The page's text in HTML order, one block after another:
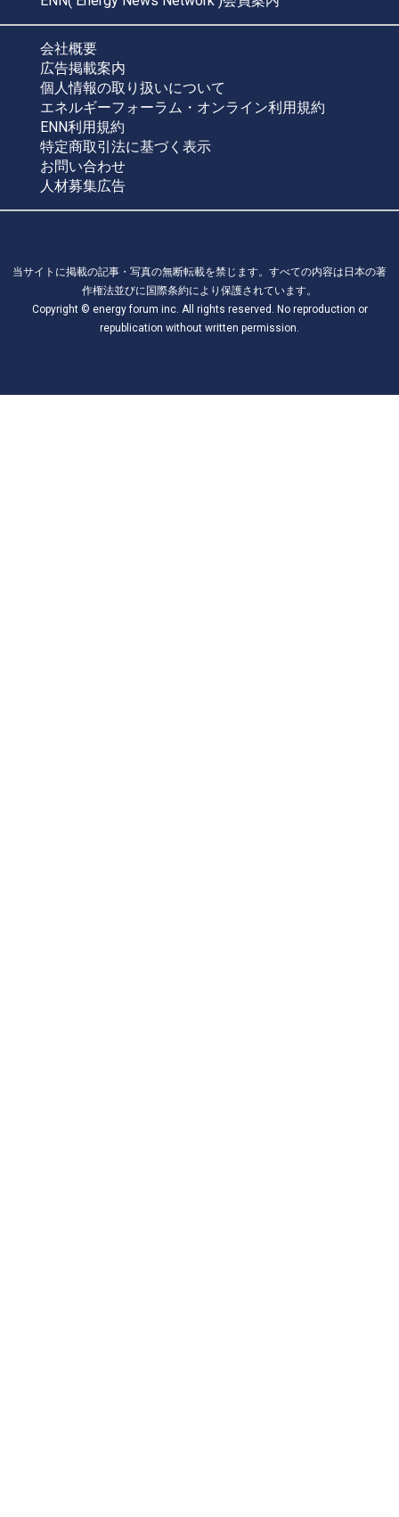
会社概要
広告掲載案内
個人情報の取り扱いについて
エネルギーフォーラム・オンライン利用規約
ENN利用規約
特定商取引法に基づく表示
お問い合わせ
人材募集広告
当サイトに掲載の記事・写真の無断転載を禁じます。すべての内容は日本の著
作権法並びに国際条約により保護されています。
Copyright © energy forum inc. All rights reserved. No reproduction or
republication without written permission.